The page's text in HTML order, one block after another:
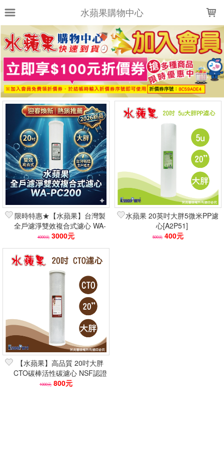
水蘋果購物中心
上架時間 銷售件數 銷售價格
樣式尺寸篩選
全部樣式
全部尺寸
篩選
限時特惠★【水蘋果】台灣製
全戶濾淨雙效複合式濾心 WA-
PC200 20吋大胖適用 除氯淨
水
4000元 3000元
水蘋果 20英吋大胖5微米PP濾
心[A2P51]
500元 400元
【水蘋果】高品質 20吋大胖
CTO碳棒活性碳濾心 NSF認證
濾材 強效除氯去味
1000元 800元